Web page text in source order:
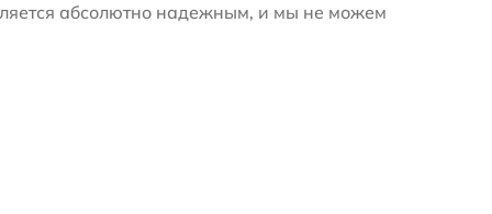
абсолютно надежным, и мы не можем